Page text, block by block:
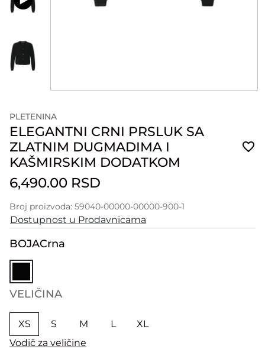
PLETENINA
ELEGANTNI CRNI PRSLUK SA
ZLATNIM DUGMADIMA I
KAŠMIRSKIM DODATKOM
6,490.00 RSD
Broj proizvoda: 59040-00000-00000-900-1
Dostupnost u Prodavnicama
BOJACrna
VELIČINA
XS S M L
XL
Vodič za veličine